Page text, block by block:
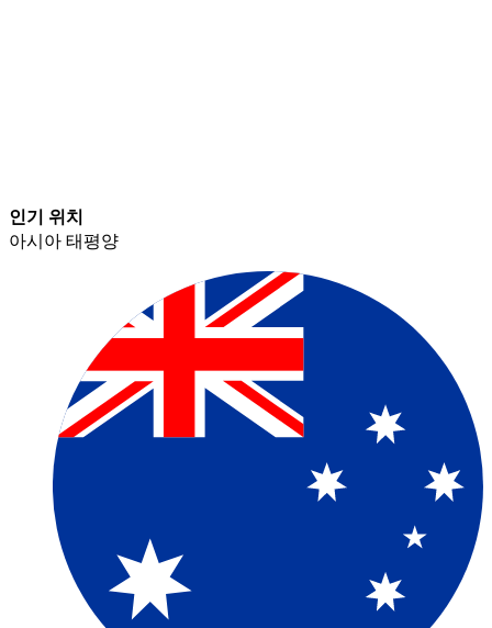
인기 위치​​
아시아 태평양​​